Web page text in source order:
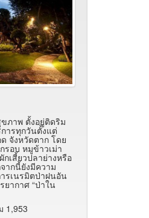
ภาพ ตั้งอยู่ติดริม
ารทุกวันตั้งแต่
จังหวัดตาก โดย
รอบ หมูข้าวเม่า
เสี้ยวปลาย่างหรือ
ากนี้ยังมีความ
รเนรมิตป่าฝนอัน
ากาศ “ป่าใน
1,953